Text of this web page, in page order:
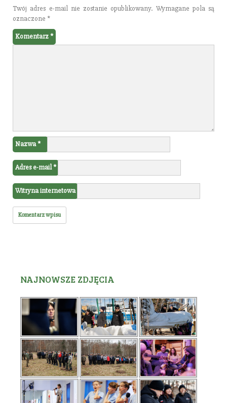
Twój adres e-mail nie zostanie opublikowany. Wymagane pola są
oznaczone *
Komentarz*
Nazwa*
Adres e-mail*
Witryna internetowa
NAJNOWSZE ZDJĘCIA